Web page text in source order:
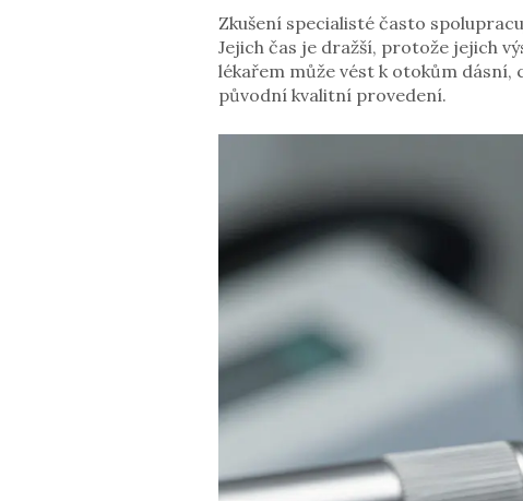
Zkušení specialisté často
Jejich čas je dražší, protože jejich
lékařem může vést k otokům
původní kvalitní provedení.